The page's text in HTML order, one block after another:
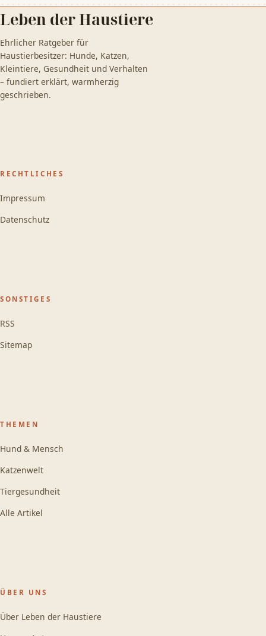
Leben der Haustiere
Ehrlicher Ratgeber für
Haustierbesitzer: Hunde, Katzen,
Kleintiere, Gesundheit und Verhalten
– fundiert erklärt, warmherzig
geschrieben.
RECHTLICHES
Impressum
Datenschutz
SONSTIGES
RSS
Sitemap
THEMEN
Hund & Mensch
Katzenwelt
Tiergesundheit
Alle Artikel
ÜBER UNS
Über Leben der Haustiere